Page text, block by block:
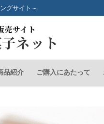
グサイト～
ネット
売サイト
品紹介 ご購入にあたって